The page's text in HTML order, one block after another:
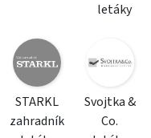
letáky
STARKL
zahradník
Svojtka &
Co.